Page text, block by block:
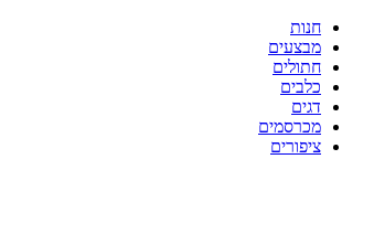
חנות
מבצעים
חתולים
כלבים
דגים
מכרסמים
ציפורים